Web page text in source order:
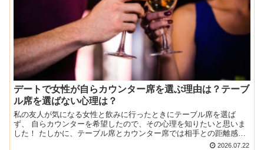
デートで女性が自らカウンター席を選ぶ理由は？テーブ
ル席を選ばない心理は？
私の友人が気になる女性と飲みに行ったときにテーブル席を選ば
ず、 自らカウンターを希望したので、その心理を知りたいと思いま
した！ たしかに、テーブル席とカウンター席では相手との距離感が
全然違いますよね。 筆者（男）は相手の目をみてずっと喋るの...
2026.07.22